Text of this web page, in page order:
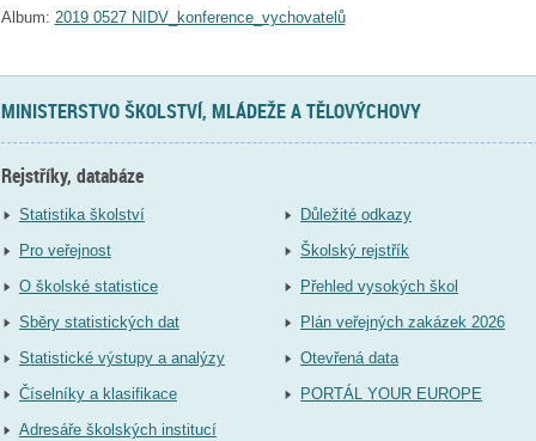
Album: 2019 0527 NIDV_konference_vychovatelů
MINISTERSTVO ŠKOLSTVÍ, MLÁDEŽE A TĚLOVÝCHOVY
Rejstříky, databáze
Statistika školství
Pro veřejnost
O školské statistice
Sběry statistických dat
Statistické výstupy a analýzy
Číselníky a klasifikace
Adresáře školských institucí
Důležité odkazy
Školský rejstřík
Přehled vysokých škol
Plán veřejných zakázek 2026
Otevřená data
PORTÁL YOUR EUROPE